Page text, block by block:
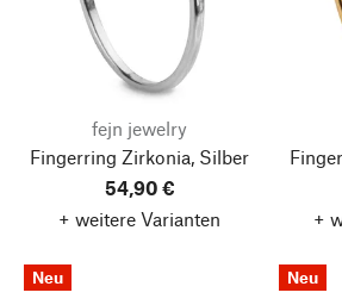
fejn jewelry
Fingerring Zirkonia, Silber
54,90 €
+ weitere Varianten
+
Neu Neu